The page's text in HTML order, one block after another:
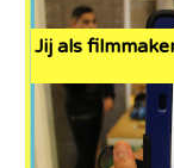
Jij als